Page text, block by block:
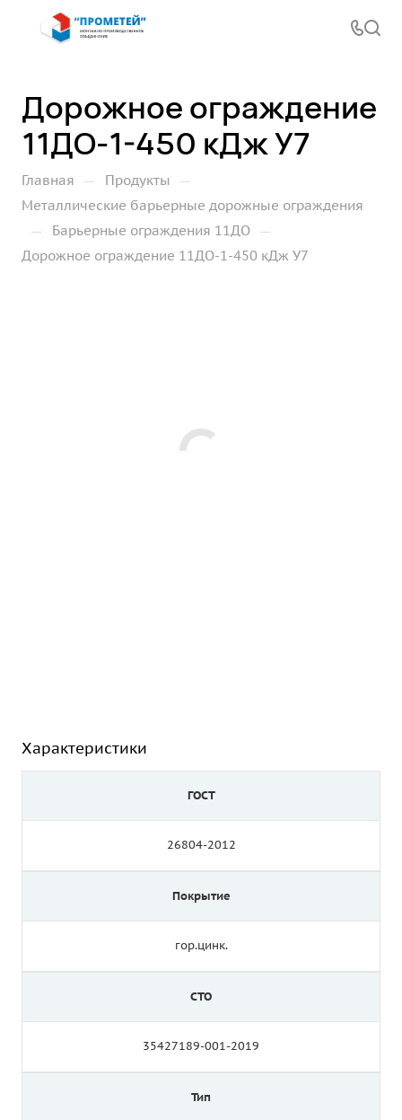
Дорожное ограждение
11ДО-1-450 кДж У7
Главная — Продукты —
Металлические барьерные дорожные ограждения
— Барьерные ограждения 11ДО —
Дорожное ограждение 11ДО-1-450 кДж У7
Характеристики
ГОСТ
26804-2012
Покрытие
гор.цинк.
СТО
35427189-001-2019
Тип